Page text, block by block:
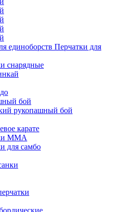
Перчатки для
снарядные
бой
рукопашный бой
карате
MMA
для самбо